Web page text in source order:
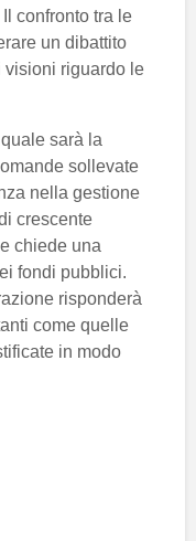
confronto tra le
un dibattito
visioni riguardo le
sarà la
sollevate
nella gestione
crescente
chiede una
fondi pubblici.
risponderà
come quelle
in modo